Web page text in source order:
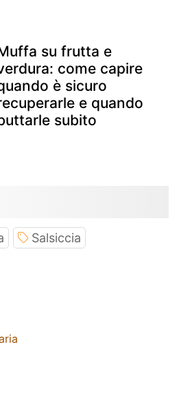
su frutta e
come capire
è sicuro
e quando
subito
Salsiccia